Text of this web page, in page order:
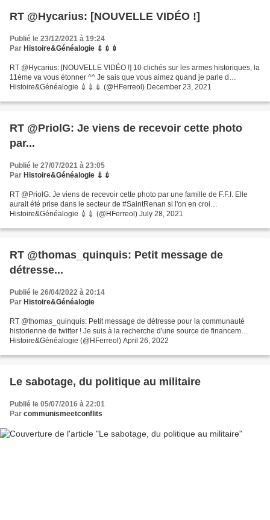
RT @Hycarius: [NOUVELLE VIDÉO !]
Publié le 23/12/2021 à 19:24
Par Histoire&Généalogie 💉💉💉
RT @Hycarius: [NOUVELLE VIDÉO !] 10 clichés sur les armes historiques, la
11ème va vous étonner ^^ Je sais que vous aimez quand je parle d…
Histoire&Généalogie 💉💉💉 (@HFerreol) December 23, 2021
RT @PriolG: Je viens de recevoir cette photo
par...
Publié le 27/07/2021 à 23:05
Par Histoire&Généalogie 💉💉
RT @PriolG: Je viens de recevoir cette photo par une famille de F.F.I. Elle
aurait été prise dans le secteur de #SaintRenan si l'on en croi…
Histoire&Généalogie 💉💉 (@HFerreol) July 28, 2021
RT @thomas_quinquis: Petit message de
détresse...
Publié le 26/04/2022 à 20:14
Par Histoire&Généalogie
RT @thomas_quinquis: Petit message de détresse pour la communauté
historienne de twitter ! Je suis à la recherche d'une source de financem…
Histoire&Généalogie (@HFerreol) April 26, 2022
Le sabotage, du politique au militaire
Publié le 05/07/2016 à 22:01
Par communismeetconflits